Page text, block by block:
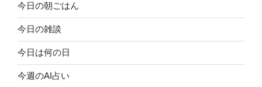
今日の朝ごはん
今日の雑談
今日は何の日
今週のAI占い